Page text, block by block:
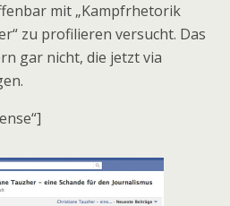
mit „Kampfrhetorik
zu profilieren versucht. Das
gar nicht, die jetzt via